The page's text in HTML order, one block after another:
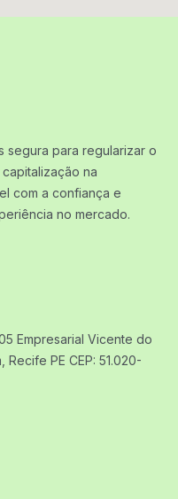
segura para regularizar o
na
com a confiança e
no mercado.
Empresarial Vicente do
Recife PE CEP: 51.020-